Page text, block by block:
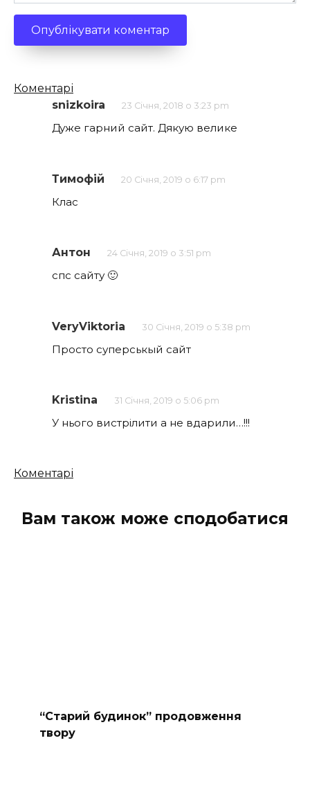
Кількість
коментарів
Коментарі
snizkoira
23 Січня, 2018 о 3:23 pm
Дуже гарний сайт. Дякую велике
Тимофій 20 Січня, 2019 о 6:17 pm
Клас
Антон 24 Січня, 2019 о 3:51 pm
спс сайту 🙂
VeryViktoria 30 Січня, 2019 о 5:38 pm
Просто суперськый сайт
Kristina 31 Січня, 2019 о 5:06 pm
У нього вистрілити а не вдарили…!!!
Кількість
Коментарі
Вам також може сподобатися
“Старий будинок” продовження
твору